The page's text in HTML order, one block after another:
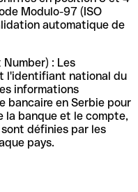
Modulo-97 (ISO
automatique de
: Les
l'identifiant national du
informations
bancaire en Serbie pour
la banque et le compte,
définies par les
pays.